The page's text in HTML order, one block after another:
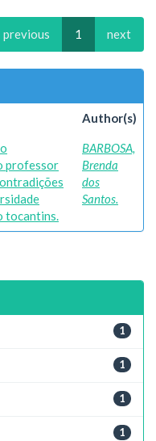
previous 1 next
Author(s)
professor
tocantins.
BARBOSA,
Brenda
dos
Santos.
1
1
1
1